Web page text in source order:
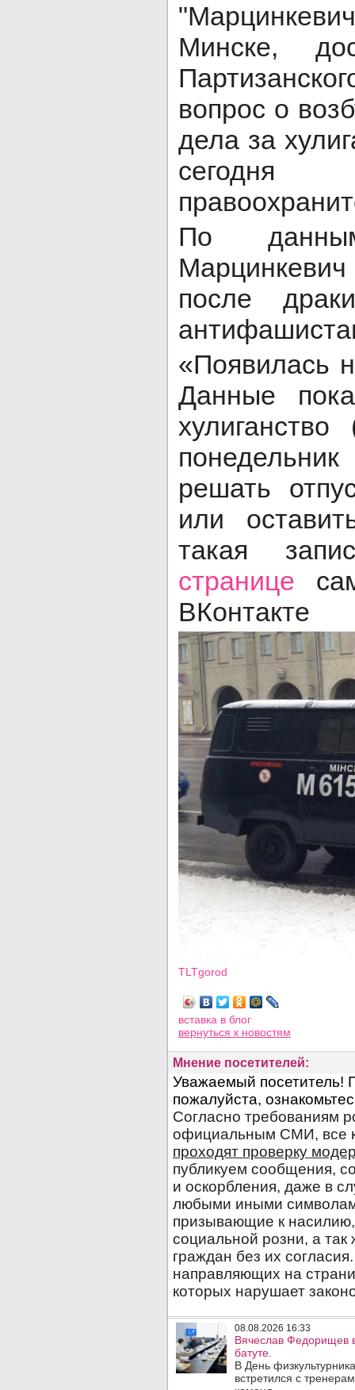
Минске,
вопрос о
дела за
По
после
«Появилась
Данные
решать
или
такая
странице
ВКонтакте
TLTgorod
вставка в блог
вернуться к новостям
Мнение посетителей:
08.08.2026 16:33
Вячеслав Федорищев
батуте.
В День
встретился с